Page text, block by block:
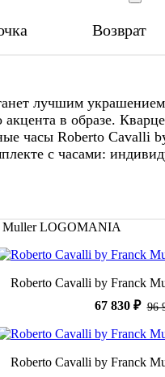
Возврат
лучшим украшением
акцента в образе.
Roberto Cavalli
с часами:
Muller LOGOMANIA
Roberto Cavalli by Franck
67 830 ₽ 96
Roberto Cavalli by Franck